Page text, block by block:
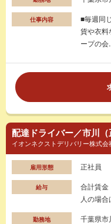
仕事内容
■毎週同
貨や衣料
ープの会
配達ドライバー／市川（
イオンネクストデリバリー株式会
雇用形態 正社員
給与
合計賃
人の場
勤務地 千葉県市